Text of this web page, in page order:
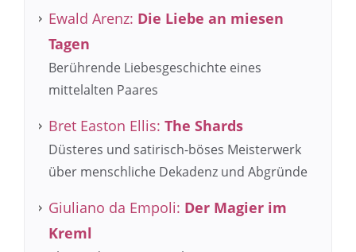
Ewald Arenz: Die Liebe an miesen
Tagen
Berührende Liebesgeschichte eines
mittelalten Paares
Bret Easton Ellis: The Shards
Düsteres und satirisch-böses Meisterwerk
über menschliche Dekadenz und Abgründe
Giuliano da Empoli: Der Magier im
Kreml